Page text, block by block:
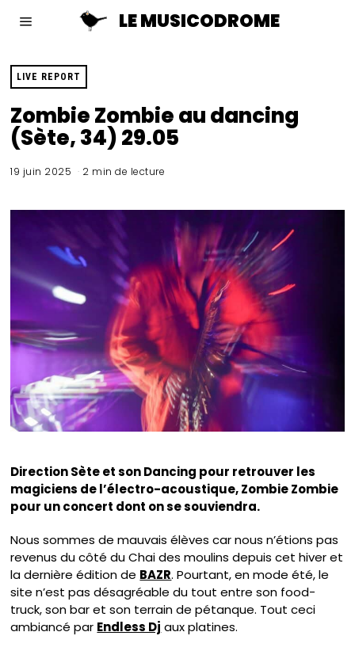
LE MUSICODROME
LIVE REPORT
Zombie Zombie au dancing
(Sète, 34) 29.05
19 juin 2025 2 min de lecture
Direction Sète et son Dancing pour retrouver les
magiciens de l’électro-acoustique, Zombie Zombie
pour un concert dont on se souviendra.
Nous sommes de mauvais élèves car nous n’étions pas
revenus du côté du Chai des moulins depuis cet hiver et
la dernière édition de BAZR. Pourtant, en mode été, le
site n’est pas désagréable du tout entre son food-
truck, son bar et son terrain de pétanque. Tout ceci
ambiancé par Endless Dj aux platines.